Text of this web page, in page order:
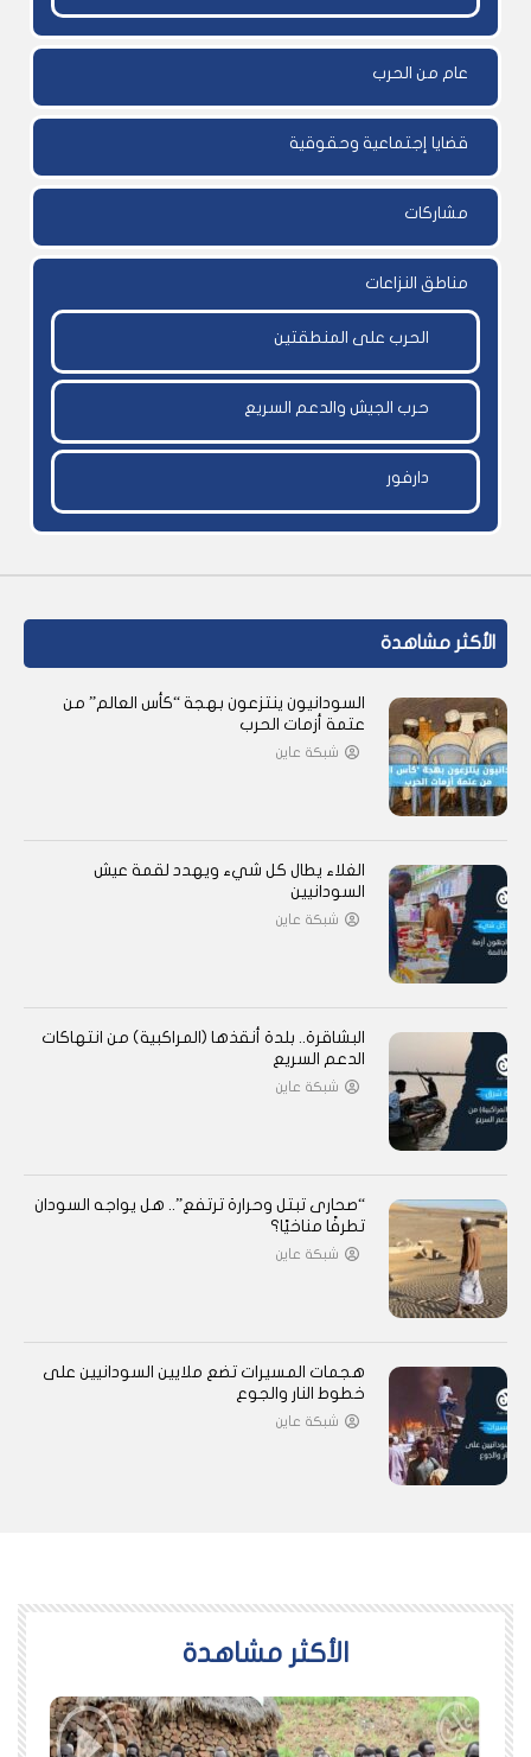
عام من الحرب
قضايا إجتماعية وحقوقية
مشاركات
مناطق النزاعات
الحرب على المنطقتين
حرب الجيش والدعم السريع
دارفور
الأكثر مشاهدة
السودانيون ينتزعون بهجة “كأس العالم” من
عتمة أزمات الحرب
شبكة عاين
الغلاء يطال كل شيء ويهدد لقمة عيش
السودانيين
شبكة عاين
البشاقرة.. بلدة أنقذها (المراكبية) من انتهاكات
الدعم السريع
شبكة عاين
“صحارى تبتل وحرارة ترتفع”.. هل يواجه السودان
تطرفًا مناخيًا؟
شبكة عاين
هجمات المسيرات تضع ملايين السودانيين على
خطوط النار والجوع
شبكة عاين
اﻷكثر مشاهدة